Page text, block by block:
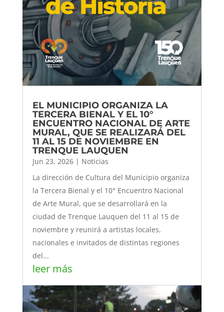
EL MUNICIPIO ORGANIZA LA
TERCERA BIENAL Y EL 10°
ENCUENTRO NACIONAL DE ARTE
MURAL, QUE SE REALIZARÁ DEL
11 AL 15 DE NOVIEMBRE EN
TRENQUE LAUQUEN
Jun 23, 2026| Noticias
La dirección de Cultura del Municipio organiza
la Tercera Bienal y el 10° Encuentro Nacional
de Arte Mural, que se desarrollará en la
ciudad de Trenque Lauquen del 11 al 15 de
noviembre y reunirá a artistas locales,
nacionales e invitados de distintas regiones
del...
leer más